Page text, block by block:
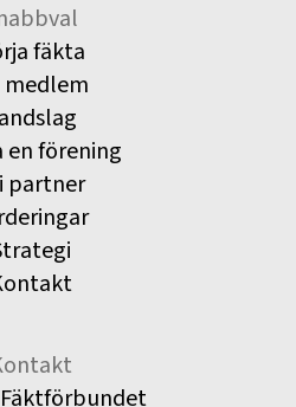
fäkta
medlem
en förening
partner